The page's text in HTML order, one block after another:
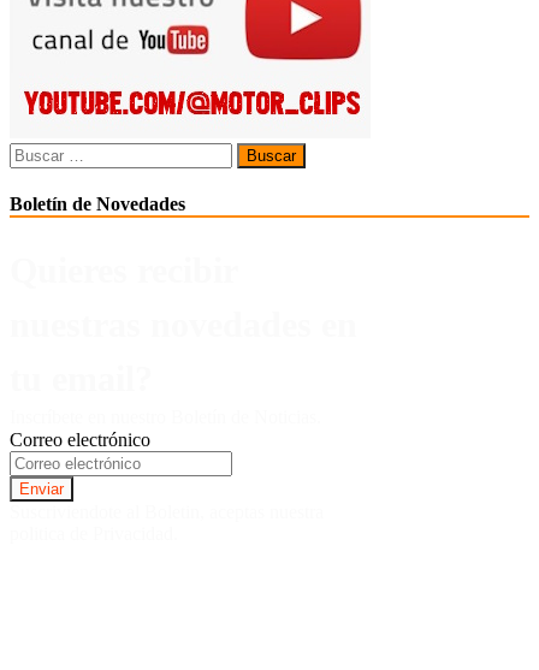
Buscar:
Boletín de Novedades
Correo electrónico